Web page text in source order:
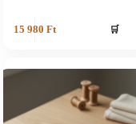
15 980 Ft 🛒